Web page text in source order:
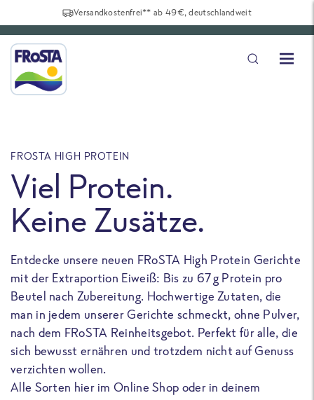
Versandkostenfrei** ab 49€, deutschlandweit
FROSTA HIGH PROTEIN
Viel Protein.
Keine Zusätze.
Entdecke unsere neuen FRoSTA High Protein Gerichte
mit der Extraportion Eiweiß: Bis zu 67 g Protein pro
Beutel nach Zubereitung. Hochwertige Zutaten, die
man in jedem unserer Gerichte schmeckt, ohne Pulver,
nach dem FRoSTA Reinheitsgebot. Perfekt für alle, die
sich bewusst ernähren und trotzdem nicht auf Genuss
verzichten wollen.
Alle Sorten hier im Online Shop oder in deinem